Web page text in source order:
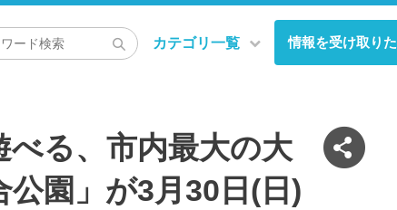
カテゴリ一覧 情報を受け取り
る、市内最大の大
園」が3月30日(日)